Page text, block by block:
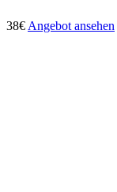
38€ Angebot ansehen